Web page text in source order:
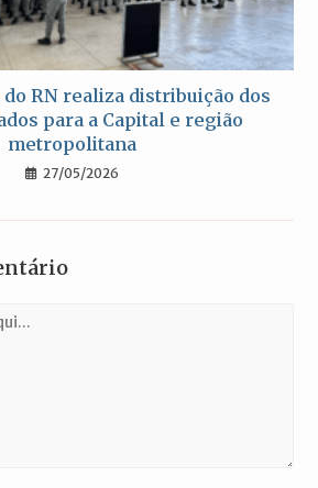
RN realiza distribuição dos
para a Capital e região
metropolitana
27/05/2026